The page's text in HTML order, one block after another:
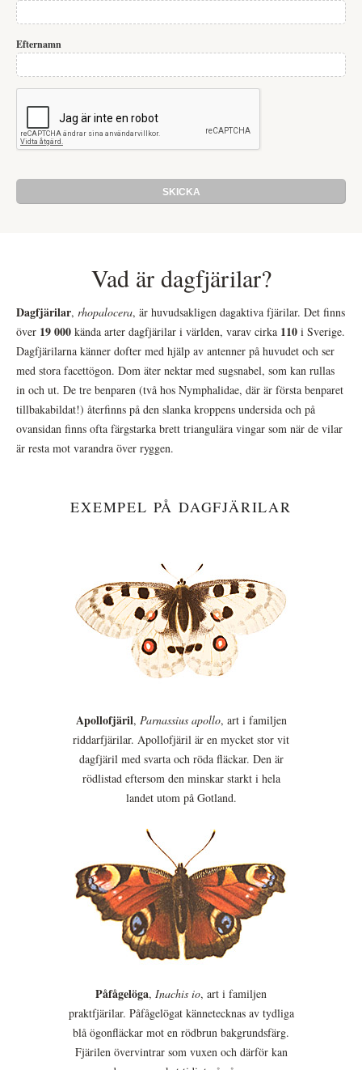
Efternamn
Vad är dagfjärilar?
Dagfjärilar, rhopalocera, är huvudsakligen dagaktiva fjärilar. Det finns
över 19 000 kända arter dagfjärilar i världen, varav cirka 110 i Sverige.
Dagfjärilarna känner dofter med hjälp av antenner på huvudet och ser
med stora facettögon. Dom äter nektar med sugsnabel, som kan rullas
in och ut. De tre benparen (två hos Nymphalidae, där är första benparet
tillbakabildat!) återfinns på den slanka kroppens undersida och på
ovansidan finns ofta färgstarka brett triangulära vingar som när de vilar
är resta mot varandra över ryggen.
EXEMPEL PÅ DAGFJÄRILAR
Apollofjäril, Parnassius apollo, art i familjen
riddarfjärilar. Apollofjäril är en mycket stor vit
dagfjäril med svarta och röda fläckar. Den är
rödlistad eftersom den minskar starkt i hela
landet utom på Gotland.
Påfågelöga, Inachis io, art i familjen
praktfjärilar. Påfågelögat kännetecknas av tydliga
blå ögonfläckar mot en rödbrun bakgrundsfärg.
Fjärilen övervintrar som vuxen och därför kan